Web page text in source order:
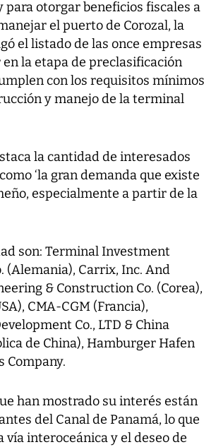
para otorgar beneficios fiscales a
el puerto de Corozal, la
el listado de las once empresas
la etapa de preclasificación
con los requisitos mínimos
y manejo de la terminal
la cantidad de interesados
‘la gran demanda que existe
especialmente a partir de la
son: Terminal Investment
(Alemania), Carrix, Inc. And
& Construction Co. (Corea),
CMA-CGM (Francia),
Co., LTD & China
de China), Hamburger Hafen
Company.
han mostrado su interés están
del Canal de Panamá, lo que
interoceánica y el deseo de